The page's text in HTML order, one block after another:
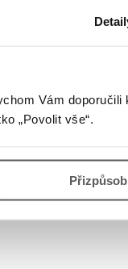
Vám
„Povolit vše“.